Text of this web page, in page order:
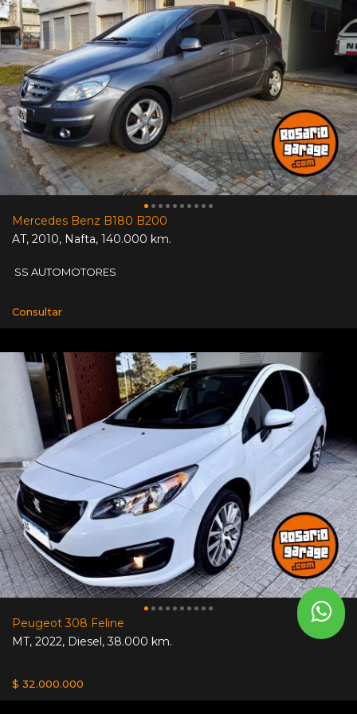
Mercedes Benz B180 B200
AT, 2010, Nafta, 140.000 km.
SS AUTOMOTORES
Consultar
Peugeot 308 Feline
MT, 2022, Diesel,38.000 km.
$ 32.000.000